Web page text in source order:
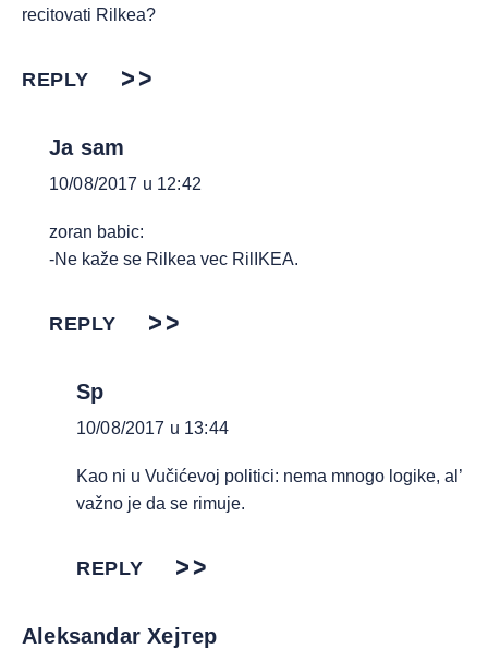
recitovati Rilkea?
REPLY
Ja sam
10/08/2017 u 12:42
zoran babic:
-Ne kaže se Rilkea vec RilIKEA.
REPLY
Sp
10/08/2017 u 13:44
Kao ni u Vučićevoj politici: nema mnogo logike, al’
važno je da se rimuje.
REPLY
Aleksandar Хејтер